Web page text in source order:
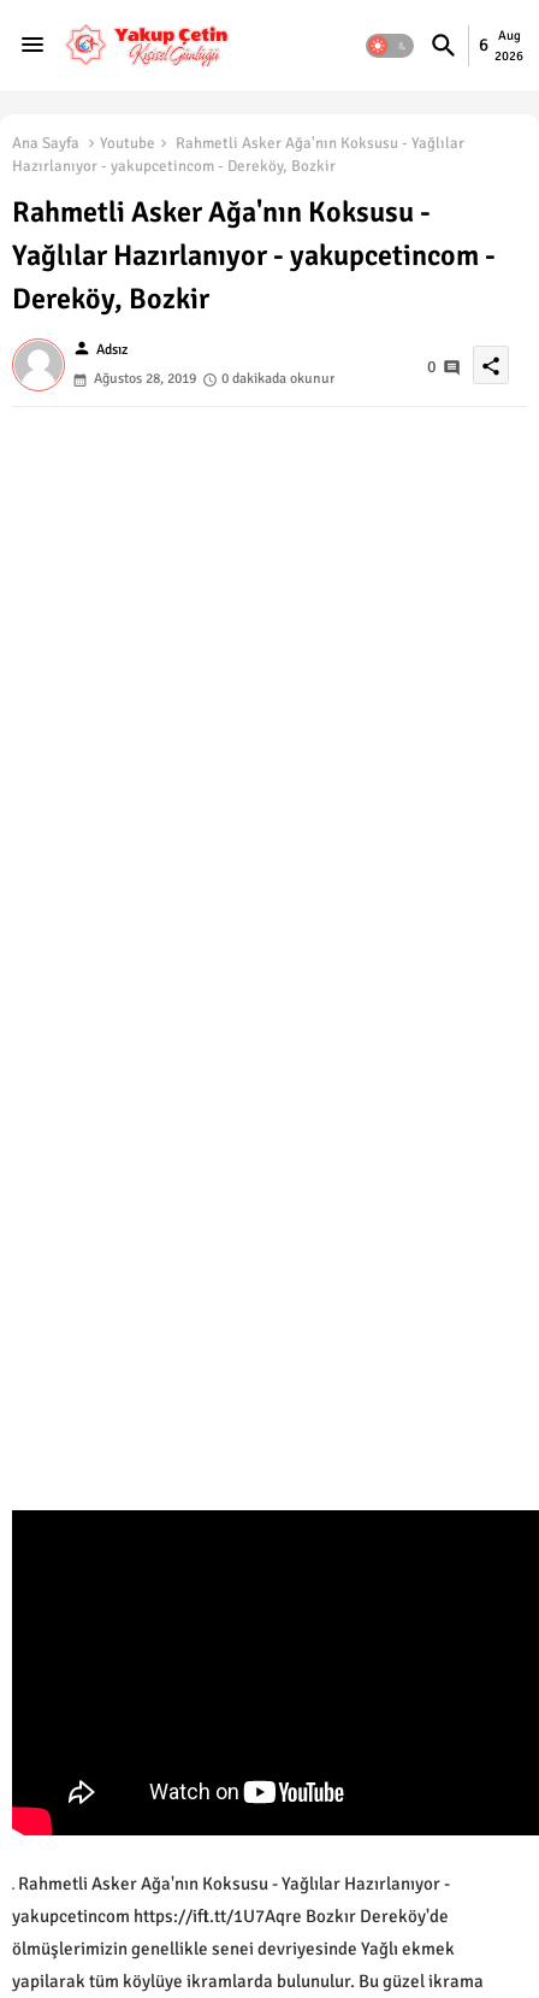
6
Aug
2026
Ana Sayfa Youtube
Rahmetli Asker Ağa'nın Koksusu - Yağlılar
Hazırlanıyor - yakupcetincom - Dereköy, Bozkir
Rahmetli Asker Ağa'nın Koksusu -
Yağlılar Hazırlanıyor - yakupcetincom -
Dereköy, Bozkir
person Adsız
Ağustos 28, 2019
0 dakikada okunur
0 share
Rahmetli Asker Ağa'nın Koksusu - Yağlılar Hazırlanıyor -
yakupcetincom https://ift.tt/1U7Aqre Bozkır Dereköy'de
ölmüşlerimizin genellikle senei devriyesinde Yağlı ekmek
yapilarak tüm köylüye ikramlarda bulunulur. Bu güzel ikrama